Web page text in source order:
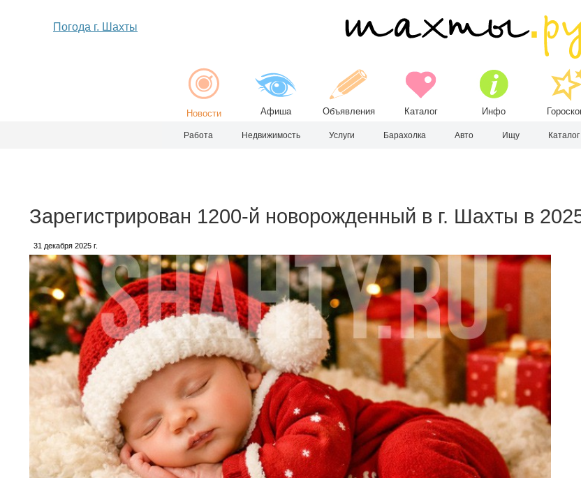
Погода г. Шахты
Новости Афиша Объявления Каталог Инфо
Работа Недвижимость Услуги Барахолка Авто Ищу Каталог
Зарегистрирован 1200-й новорожденный в г. Шахты в
31 декабря 2025 г.